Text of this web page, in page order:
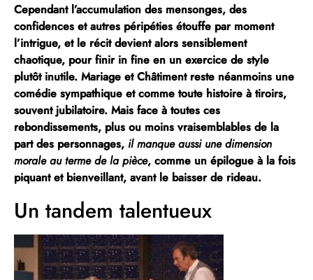
Cependant l’accumulation des mensonges, des
confidences et autres péripéties étouffe par moment
l’intrigue, et le récit devient alors sensiblement
chaotique, pour finir in fine en un exercice de style
plutôt inutile. Mariage et Châtimentreste néanmoins une
comédie sympathique et comme toute histoire à tiroirs,
souvent jubilatoire. Mais face à toutes ces
rebondissements, plus ou moins vraisemblables de la
part des personnages, il manque aussi une dimension
morale au terme de la pièce, comme un épilogue à la fois
piquant et bienveillant, avant le baisser de rideau.
Un tandem talentueux